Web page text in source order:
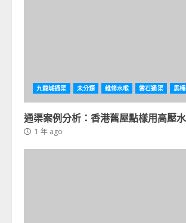
九龍城通渠 未分類 維修水喉 雲石通渠 馬
通渠案例分析：香港舊屋點樣用高壓
1 年 ago